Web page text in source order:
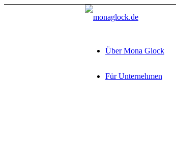
Über Mona Glock
Für Unternehmen